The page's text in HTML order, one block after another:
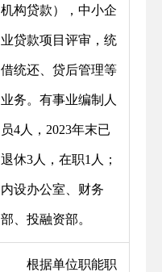
机构贷款），中小企
业贷款项目评审，统
借统还、贷后管理等
业务。有事业编制人
员4人，2023年末已
退休3人，在职1人；
内设办公室、财务
部、投融资部。
根据单位职能职